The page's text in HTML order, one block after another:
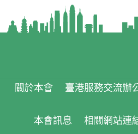
關於本會 臺港服務交流辦
本會訊息 相關網站連